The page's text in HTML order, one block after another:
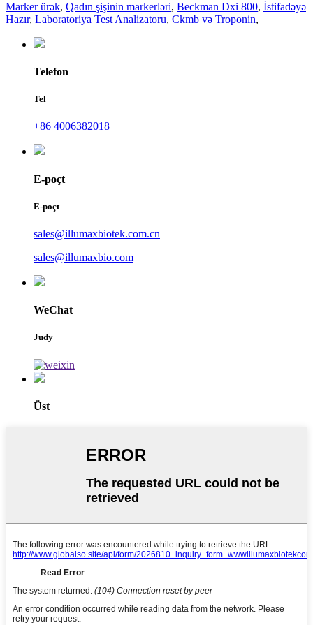
Marker ürək, Qadın şişinin markerləri, Beckman Dxi 800, İstifadəyə
Hazır, Laboratoriya Test Analizatoru, Ckmb və Troponin,
Telefon
Tel
+86 4006382018
E-poçt
E-poçt
sales@illumaxbiotek.com.cn
sales@illumaxbio.com
WeChat
Judy
Üst